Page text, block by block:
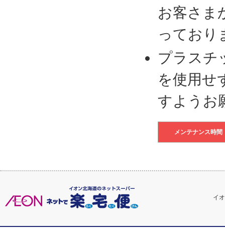
お客さま
っており
プラスチ
を使用せ
すようお
メンテナンス時間
イ